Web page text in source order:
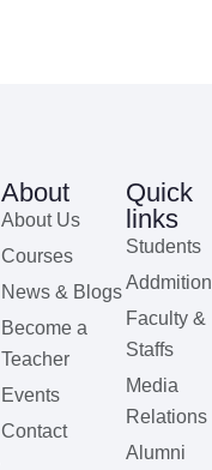
About
About Us
Courses
News & Blogs
Become a
Teacher
Events
Contact
Quick
links
Students
Addmition
Faculty &
Staffs
Media
Relations
Alumni